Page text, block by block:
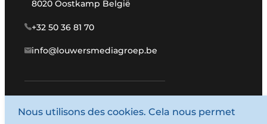
8020 Oostkamp België
+32 50 36 81 70
info@louwersmediagroep.be
www.louwersmediagroep.com
Nous utilisons des cookies. Cela nous permet